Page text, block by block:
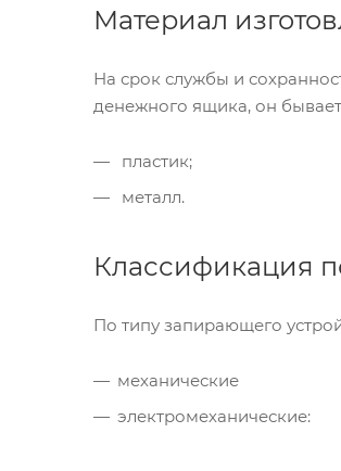
Материал
На срок службы и
денежного ящика, он
пластик;
металл.
Классификация
По типу запирающего
механические
электромеханические: